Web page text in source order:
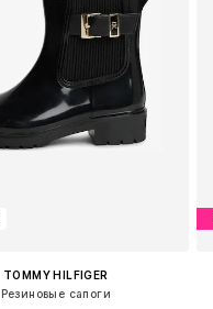
TOMMY HILFIGER
Резиновые сапоги